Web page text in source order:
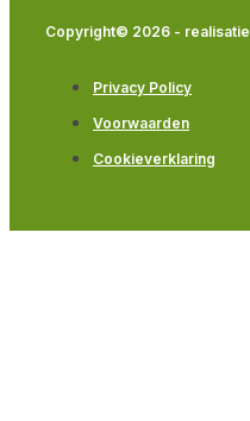
Copyright© 2026 - realisatie
Privacy Policy
Voorwaarden
Cookieverklaring